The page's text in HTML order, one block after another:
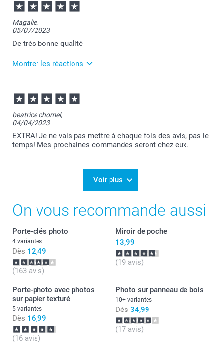
Magalie,
05/07/2023
De très bonne qualité
Montrer les réactions
14/07/2023
11:37
Merci pour vos 5 étoiles!
Bien à vous,
Lucie@smartphoto
beatrice chomel,
04/04/2023
EXTRA! Je ne vais pas mettre à chaque fois des avis, pas le
temps! Mes prochaines commandes seront chez eux.
Voir plus
On vous recommande aussi
Porte-clés photo
4 variantes
Dès 12,49
(163 avis)
Miroir de poche
13,99
(19 avis)
Porte-photo avec photos
sur papier texturé
5 variantes
Dès 16,99
(16 avis)
Photo sur panneau de bois
10+ variantes
Dès 34,99
(17 avis)